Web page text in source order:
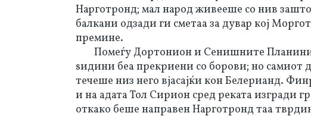
Нарготронд; мал народ живееше со нив зашто
балкани одзади ги сметаа за дувар кој
премине.
Помеѓу Дортонион и Сенишните
ѕидини беа прекриени со борови; но самиот
течеше низ него вјасајќи кон Белерианд.
и на адата Тол Сирион сред реката изгради
откако беше направен Нарготронд таа